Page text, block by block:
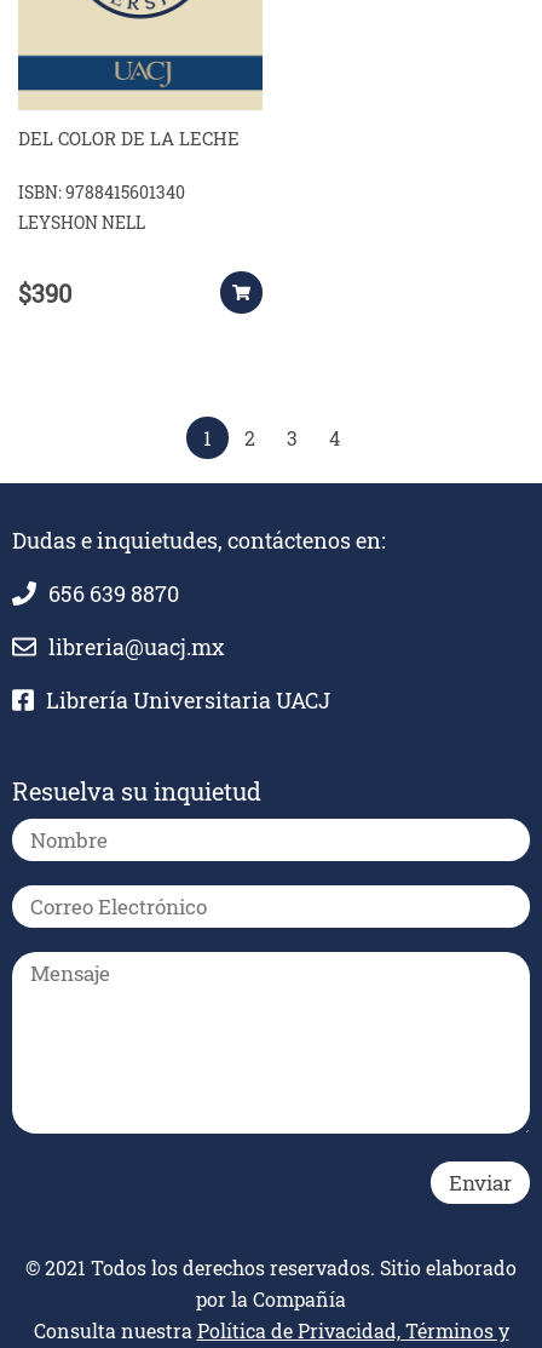
DEL COLOR DE LA LECHE
ISBN: 9788415601340
LEYSHON NELL
$390
1 2 3 4
Dudas e inquietudes, contáctenos en:
656 639 8870
libreria@uacj.mx
Librería Universitaria UACJ
Resuelva su inquietud
© 2021 Todos los derechos reservados. Sitio elaborado
por la Compañía
Consulta nuestraPolítica de Privacidad, Términos y